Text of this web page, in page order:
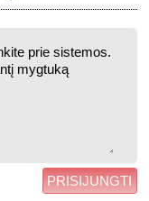
PRISIJUNGTI